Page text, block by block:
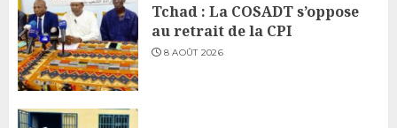
Tchad : La COSADT s’oppose
au retrait de la CPI
8 AOÛT 2026